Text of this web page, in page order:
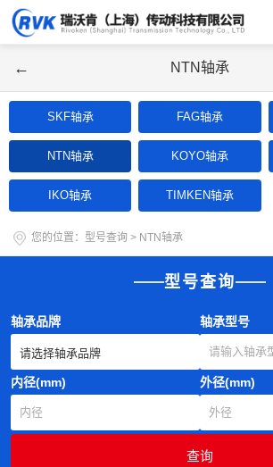
← NTN轴承
SKF轴承 FAG轴承
NTN轴承 KOYO轴承
IKO轴承 TIMKEN轴承
您的位置： 型号查询 > NTN轴承
型号查询
轴承品牌 轴承型号
内径(mm) 外径(mm)